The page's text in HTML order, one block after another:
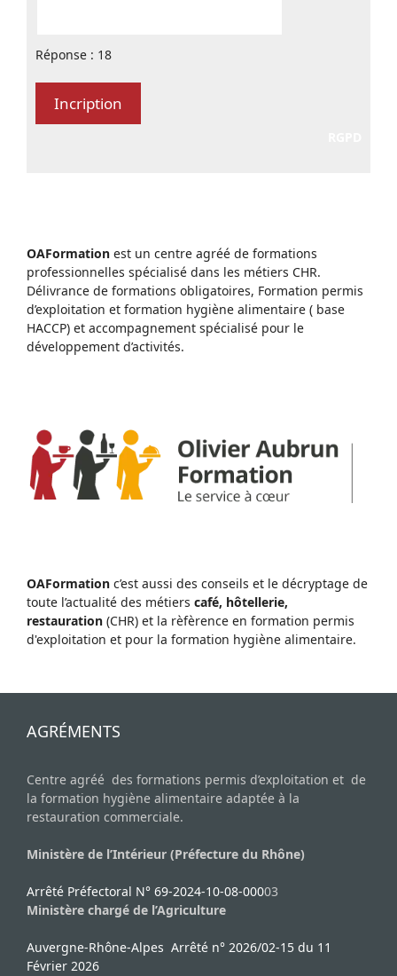
Réponse : 18
OAFormation est un centre agréé de formations
professionnelles spécialisé dans les métiers CHR.
Délivrance de formations obligatoires, Formation permis
d’exploitation et formation hygiène alimentaire ( base
HACCP) et accompagnement spécialisé pour le
développement d’activités.
OAFormation c’est aussi des conseils et le décryptage de
toute l’actualité des métiers café, hôtellerie,
restauration (CHR) et la rèfèrence en formation permis
d'exploitation et pour la formation hygiène alimentaire.
AGRÉMENTS
Centre agréé des formations permis d’exploitation et de
la formation hygiène alimentaire adaptée à la
restauration commerciale.
Ministère de l’Intérieur (Préfecture du Rhône)
Arrêté Préfectoral N° 69-2024-10-08-00003
Ministère chargé de l’Agriculture
Auvergne-Rhône-Alpes Arrêté n° 2026/02-15 du 11
Février 2026